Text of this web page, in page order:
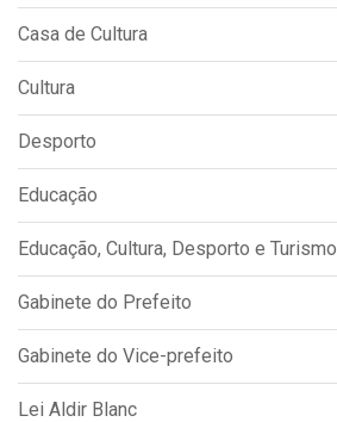
Casa de Cultura
Cultura
Desporto
Educação
Educação, Cultura, Desporto e Turismo
Gabinete do Prefeito
Gabinete do Vice-prefeito
Lei Aldir Blanc